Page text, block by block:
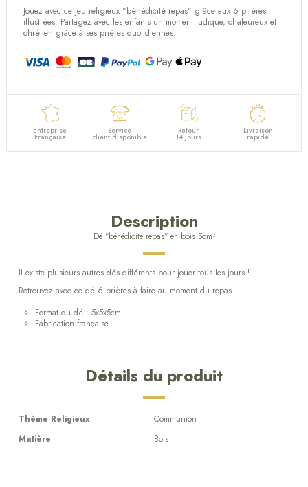
Jouez avec ce jeu religieux "bénédicité repas" grâce aux 6 prières
illustrées. Partagez avec les enfants un moment ludique, chaleureux et
chrétien grâce à ses prières quotidiennes.
Entreprise
Française
Service
client disponible
Retour
14 jours
Livraison
rapide
Description
Dé "bénédicité repas" en bois 5cm³
Il existe plusieurs autres dés différents pour jouer tous les jours !
Retrouvez avec ce dé 6 prières à faire au moment du repas.
Format du dé : 5x5x5cm
Fabrication française
Détails du produit
Thème Religieux
Communion
Matière
Bois